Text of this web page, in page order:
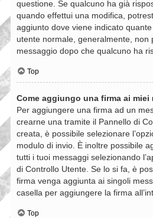
questione. Se qualcuno ha già
quando effettui una modifica,
aggiunto dove viene indicato
utente normale, generalmente, non
messaggio dopo che qualcuno ha
Top
Come aggiungo una firma ai miei
Per aggiungere una firma ad un
crearne una tramite il Pannello di
creata, è possibile selezionare
modulo di invio. È inoltre possibile
tutti i tuoi messaggi selezionando
di Controllo Utente. Se lo si fa, è
firma venga aggiunta ai singoli
casella per aggiungere la firma
Top